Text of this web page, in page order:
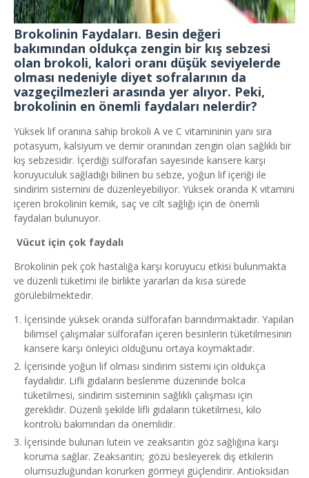
Brokolinin Faydaları. Besin değeri
bakımından oldukça zengin bir kış sebzesi
olan brokoli, kalori oranı düşük seviyelerde
olması nedeniyle diyet sofralarının da
vazgeçilmezleri arasında yer alıyor. Peki,
brokolinin en önemli faydaları nelerdir?
Yüksek lif oranına sahip brokoli A ve C vitamininin yanı sıra
potasyum, kalsiyum ve demir oranından zengin olan sağlıklı bir
kış sebzesidir. İçerdiği sülforafan sayesinde kansere karşı
koruyuculuk sağladığı bilinen bu sebze, yoğun lif içeriği ile
sindirim sistemini de düzenleyebiliyor. Yüksek oranda K vitamini
içeren brokolinin kemik, saç ve cilt sağlığı için de önemli
faydaları bulunuyor.
Vücut için çok faydalı
Brokolinin pek çok hastalığa karşı koruyucu etkisi bulunmakta
ve düzenli tüketimi ile birlikte yararları da kısa sürede
görülebilmektedir.
İçerisinde yüksek oranda sülforafan barındırmaktadır. Yapılan
bilimsel çalışmalar sülforafan içeren besinlerin tüketilmesinin
kansere karşı önleyici olduğunu ortaya koymaktadır.
İçerisinde yoğun lif olması sindirim sistemi için oldukça
faydalıdır. Lifli gıdaların beslenme düzeninde bolca
tüketilmesi, sindirim sisteminin sağlıklı çalışması için
gereklidir. Düzenli şekilde lifli gıdaların tüketilmesi, kilo
kontrolü bakımından da önemlidir.
İçerisinde bulunan lutein ve zeaksantin göz sağlığına karşı
koruma sağlar. Zeaksantin; gözü besleyerek dış etkilerin
olumsuzluğundan korurken görmeyi güçlendirir. Antioksidan